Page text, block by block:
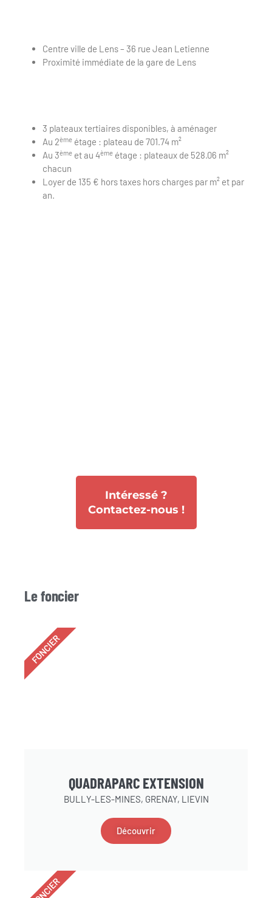
Centre ville de Lens – 36 rue Jean Letienne
Proximité immédiate de la gare de Lens
3 plateaux tertiaires disponibles, à aménager
Au 2ème étage : plateau de 701.74 m²
Au 3ème et au 4ème étage : plateaux de 528.06 m²
chacun
Loyer de 135 € hors taxes hors charges par m² et par
an.
Intéressé ?
Contactez-nous !
Le foncier
QUADRAPARC EXTENSION
BULLY-LES-MINES, GRENAY, LIEVIN
Découvrir
FONCIER